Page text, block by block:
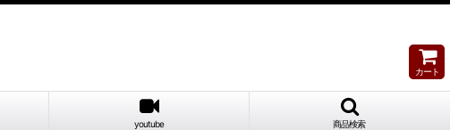
カート
youtube 商品検索